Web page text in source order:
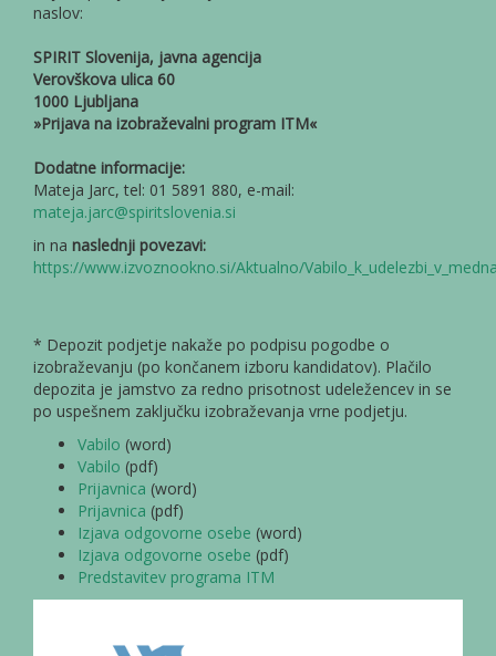
naslov:
SPIRIT Slovenija, javna agencija
Verovškova ulica 60
1000 Ljubljana
»Prijava na izobraževalni program ITM«
Dodatne informacije:
Mateja Jarc, tel: 01 5891 880, e-mail:
mateja.jarc@spiritslovenia.si
in na naslednji povezavi:
https://www.izvoznookno.si/Aktualno/
* Depozit podjetje nakaže po podpisu pogodbe o
izobraževanju (po končanem izboru kandidatov). Plačilo
depozita je jamstvo za redno prisotnost udeležencev in se
po uspešnem zaključku izobraževanja vrne podjetju.
Vabilo (word)
Vabilo (pdf)
Prijavnica (word)
Prijavnica (pdf)
Izjava odgovorne osebe (word)
Izjava odgovorne osebe (pdf)
Predstavitev programa ITM